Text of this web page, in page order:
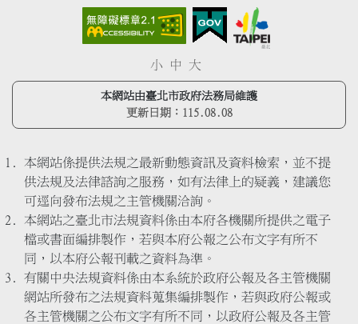
小 中 大
本網站由臺北市政府法務局維護
更新日期： 115.08.08
本網站係提供法規之最新動態資訊及資料檢索，並不提
供法規及法律諮詢之服務，如有法律上的疑義，建議您
可逕向發布法規之主管機關洽詢。
本網站之臺北市法規資料係由本府各機關所提供之電子
檔或書面編排製作，若與本府公報之公布文字有所不
同，以本府公報刊載之資料為準。
有關中央法規資料係由本系統於政府公報及各主管機關
網站所發布之法規資料蒐集編排製作，若與政府公報或
各主管機關之公布文字有所不同，以政府公報及各主管